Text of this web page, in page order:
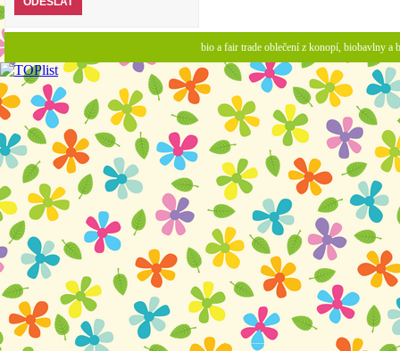
bio a fair trade oblečení z konopí, biobavlny a